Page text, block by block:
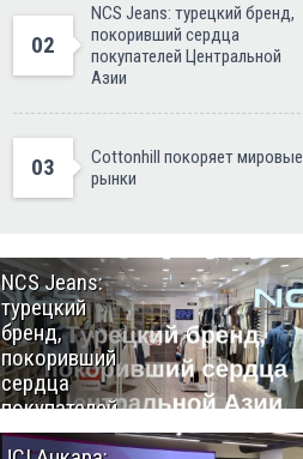
02
NCS Jeans: турецкий бренд,
покоривший сердца
покупателей Центральной
Азии
03
Cottonhill покоряет мировые
рынки
NCS Jeans:
турецкий
бренд,
покоривший
сердца
покупателей
Центральной